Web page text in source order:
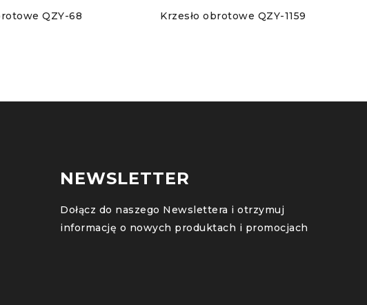
QZY-68 Krzesło obrotowe QZY-1159
NEWSLETTER
Dołącz do naszego Newslettera i otrzymuj
informację o nowych produktach i promocjach